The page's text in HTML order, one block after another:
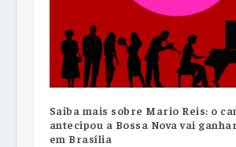
Saiba mais sobre Mario Reis: o
antecipou a Bossa Nova vai
em Brasília